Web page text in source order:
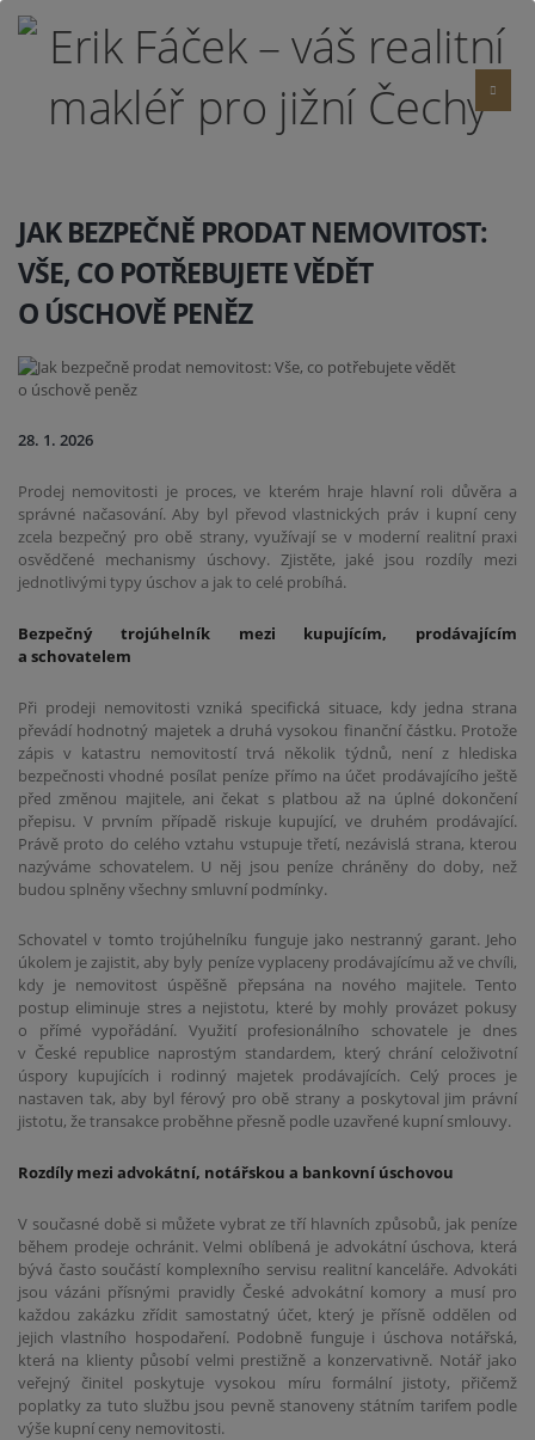
JAK BEZPEČNĚ PRODAT NEMOVITOST:
VŠE, CO POTŘEBUJETE VĚDĚT
O ÚSCHOVĚ PENĚZ
28. 1. 2026
Prodej nemovitosti je proces, ve kterém hraje hlavní roli důvěra a
správné načasování. Aby byl převod vlastnických práv i kupní ceny
zcela bezpečný pro obě strany, využívají se v moderní realitní praxi
osvědčené mechanismy úschovy. Zjistěte, jaké jsou rozdíly mezi
jednotlivými typy úschov a jak to celé probíhá.
Bezpečný trojúhelník mezi kupujícím, prodávajícím
a schovatelem
Při prodeji nemovitosti vzniká specifická situace, kdy jedna strana
převádí hodnotný majetek a druhá vysokou finanční částku. Protože
zápis v katastru nemovitostí trvá několik týdnů, není z hlediska
bezpečnosti vhodné posílat peníze přímo na účet prodávajícího ještě
před změnou majitele, ani čekat s platbou až na úplné dokončení
přepisu. V prvním případě riskuje kupující, ve druhém prodávající.
Právě proto do celého vztahu vstupuje třetí, nezávislá strana, kterou
nazýváme schovatelem. U něj jsou peníze chráněny do doby, než
budou splněny všechny smluvní podmínky.
Schovatel v tomto trojúhelníku funguje jako nestranný garant. Jeho
úkolem je zajistit, aby byly peníze vyplaceny prodávajícímu až ve chvíli,
kdy je nemovitost úspěšně přepsána na nového majitele. Tento
postup eliminuje stres a nejistotu, které by mohly provázet pokusy
o přímé vypořádání. Využití profesionálního schovatele je dnes
v České republice naprostým standardem, který chrání celoživotní
úspory kupujících i rodinný majetek prodávajících. Celý proces je
nastaven tak, aby byl férový pro obě strany a poskytoval jim právní
jistotu, že transakce proběhne přesně podle uzavřené kupní smlouvy.
Rozdíly mezi advokátní, notářskou a bankovní úschovou
V současné době si můžete vybrat ze tří hlavních způsobů, jak peníze
během prodeje ochránit. Velmi oblíbená je advokátní úschova, která
bývá často součástí komplexního servisu realitní kanceláře. Advokáti
jsou vázáni přísnými pravidly České advokátní komory a musí pro
každou zakázku zřídit samostatný účet, který je přísně oddělen od
jejich vlastního hospodaření. Podobně funguje i úschova notářská,
která na klienty působí velmi prestižně a konzervativně. Notář jako
veřejný činitel poskytuje vysokou míru formální jistoty, přičemž
poplatky za tuto službu jsou pevně stanoveny státním tarifem podle
výše kupní ceny nemovitosti.